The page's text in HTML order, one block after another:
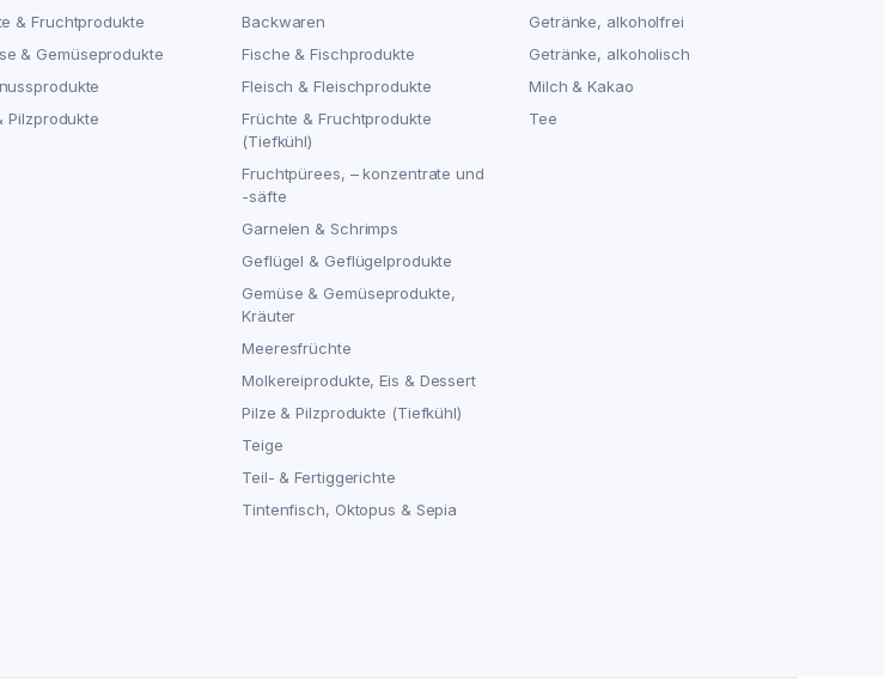
& Fruchtprodukte
& Gemüseprodukte
Pilzprodukte
Backwaren
Fische & Fischprodukte
Fleisch & Fleischprodukte
Früchte & Fruchtprodukte
(Tiefkühl)
Fruchtpürees, – konzentrate und
-säfte
Garnelen & Schrimps
Geflügel & Geflügelprodukte
Gemüse & Gemüseprodukte,
Kräuter
Meeresfrüchte
Molkereiprodukte, Eis & Dessert
Pilze & Pilzprodukte (Tiefkühl)
Teige
Teil- & Fertiggerichte
Tintenfisch, Oktopus & Sepia
Getränke, alkoholfrei
Getränke, alkoholisch
Milch & Kakao
Tee